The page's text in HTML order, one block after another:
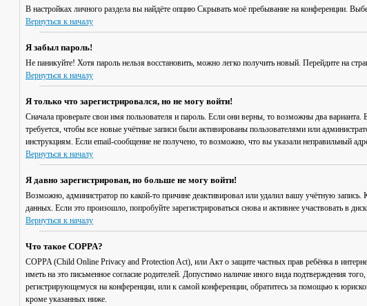
В настройках личного раздела вы найдёте опцию Скрывать моё пребывание на конференции.
Вернуться к началу
Я забыл пароль!
Не паникуйте! Хотя пароль нельзя восстановить, можно легко получить новый. Перейдите на
Вернуться к началу
Я только что зарегистрировался, но не могу войти!
Сначала проверьте свои имя пользователя и пароль. Если они верны, то возможны два
требуется, чтобы все новые учётные записи были активированы пользователями или
инструкциям. Если email-сообщение не получено, то возможно, что вы указали неправильный
Вернуться к началу
Я давно зарегистрирован, но больше не могу войти!
Возможно, администратор по какой-то причине деактивировал или удалил вашу учётную
данных. Если это произошло, попробуйте зарегистрироваться снова и активнее участвовать в
Вернуться к началу
Что такое COPPA?
COPPA (Child Online Privacy and Protection Act), или Акт о защите частных прав ребёнка в
иметь на это письменное согласие родителей. Допустимо наличие иного вида подтверждения
регистрирующемуся на конференции, или к самой конференции, обратитесь за помощью к
кроме указанных ниже.